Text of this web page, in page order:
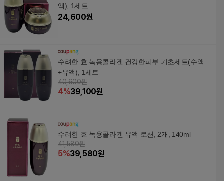
액), 1세트
24,600원
수려한 효 녹용콜라겐 건강한피부 기초세트(수액
+유액), 1세트
40,600원
4%39,100원
수려한 효 녹용콜라겐 유액 로션, 2개, 140ml
41,580원
5%39,580원